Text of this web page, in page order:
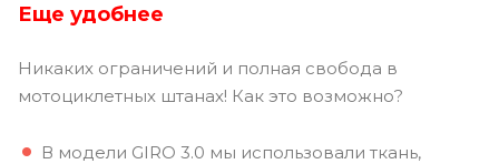
Еще удобнее
Никаких ограничений и полная свобода в
мотоциклетных штанах! Как это возможно?
В модели GIRO 3.0 мы использовали ткань,